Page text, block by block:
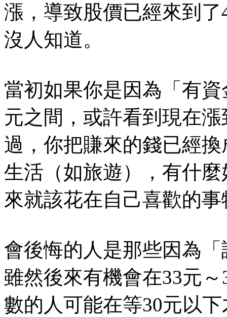
漲，導致股價已經來到
沒人知道。
當初如果你是因為「有
元之間，或許看到現在
過，你把賺來的錢已經
生活（如旅遊），有什
來就該花在自己喜歡的
會後悔的人是那些因為
雖然後來有機會在33元
數的人可能在等30元以